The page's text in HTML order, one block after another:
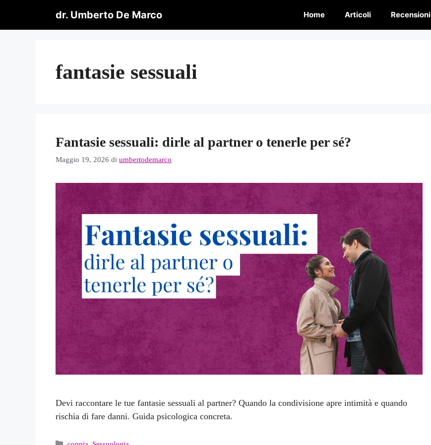
contenuto
dr. Umberto De Marco Home Articoli Recensioni
fantasie sessuali
Fantasie sessuali: dirle al partner o tenerle per sé?
Maggio 19, 2026 di umbertodemarco
Devi raccontare le tue fantasie sessuali al partner? Quando la condivisione apre intimità e quando
rischia di fare danni. Guida psicologica concreta.
Categorie